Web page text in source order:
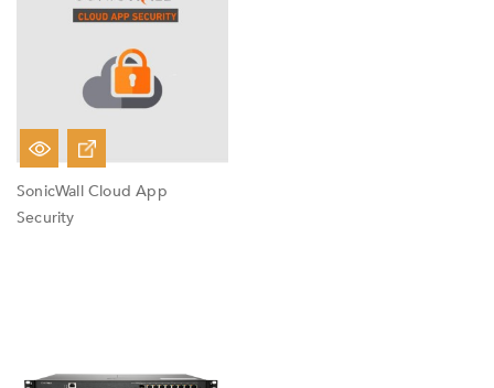
SonicWall Cloud App
Security